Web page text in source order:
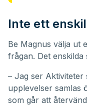
Inte ett
Be Magnus välja ut
frågan. Det
– Jag ser Aktiviteter
upplevelser samlas
som går att